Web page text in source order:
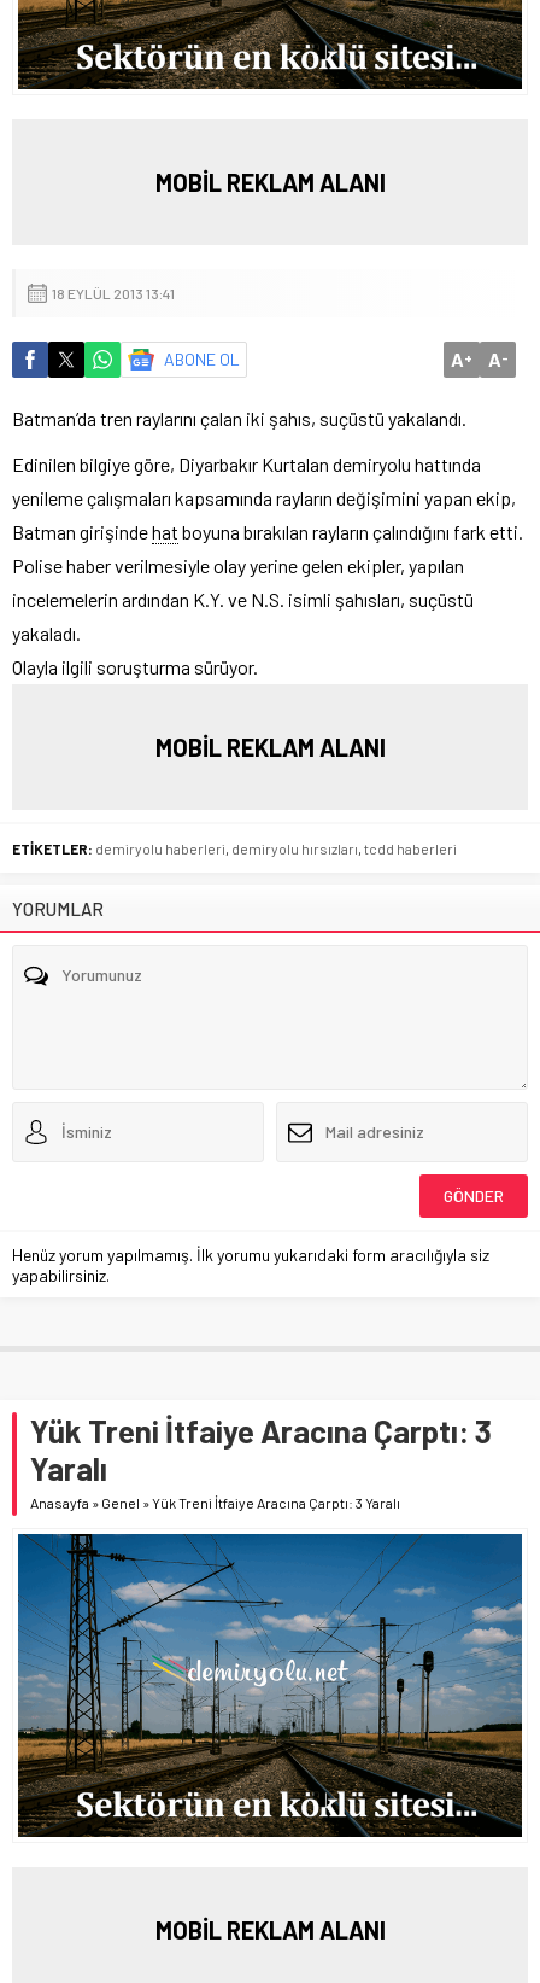
MOBİL REKLAM ALANI
18 EYLÜL 2013 13:41
ABONE OL A+ A-
Batman’da tren raylarını çalan iki şahıs, suçüstü yakalandı.
Edinilen bilgiye göre, Diyarbakır Kurtalan demiryolu hattında
yenileme çalışmaları kapsamında rayların değişimini yapan ekip,
Batman girişindehat boyuna bırakılan rayların çalındığını fark etti.
Polise haber verilmesiyle olay yerine gelen ekipler, yapılan
incelemelerin ardından K.Y. ve N.S. isimli şahısları, suçüstü
yakaladı.
Olayla ilgili soruşturma sürüyor.
MOBİL REKLAM ALANI
ETİKETLER: demiryolu haberleri demiryolu hırsızları tcdd haberleri
YORUMLAR
Henüz yorum yapılmamış. İlk yorumu yukarıdaki form aracılığıyla siz
yapabilirsiniz.
Yük Treni İtfaiye Aracına Çarptı: 3
Yaralı
Anasayfa » Genel »Yük Treni İtfaiye Aracına Çarptı: 3 Yaralı
MOBİL REKLAM ALANI